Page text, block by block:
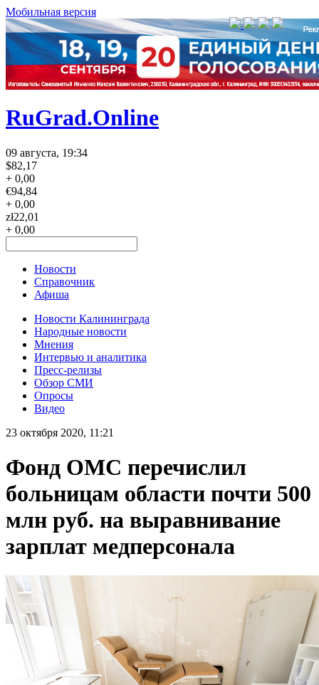
Мобильная версия
RuGrad.Online
09 августа, 19:34
$82,17
+ 0,00
€94,84
+ 0,00
zł22,01
+ 0,00
Новости
Справочник
Афиша
Новости Калининграда
Народные новости
Мнения
Интервью и аналитика
Пресс-релизы
Обзор СМИ
Опросы
Видео
23 октября 2020, 11:21
Фонд ОМС перечислил
больницам области почти 500
млн руб. на выравнивание
зарплат медперсонала